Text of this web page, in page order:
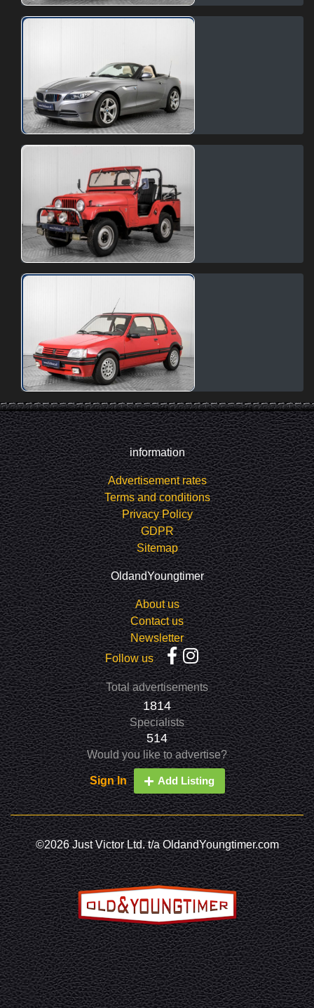
information
Advertisement rates
Terms and conditions
Privacy Policy
GDPR
Sitemap
OldandYoungtimer
About us
Contact us
Newsletter
Follow us
Total advertisements
1814
Specialists
514
Would you like to advertise?
Sign In Add Listing
©2026 Just Victor Ltd. t/a OldandYoungtimer.com